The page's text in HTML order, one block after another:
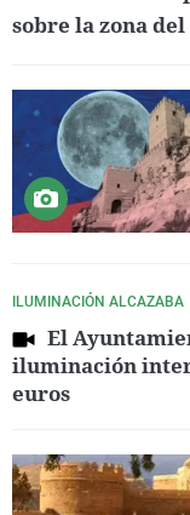
sobre la zona
ILUMINACIÓN ALCAZABA
El
iluminación
euros